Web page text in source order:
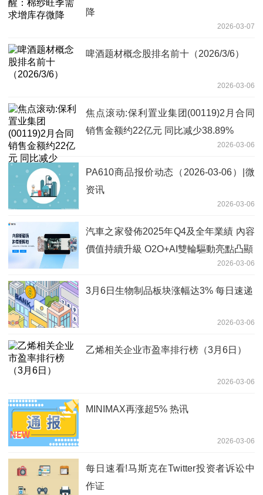
降
2026-03-07
啤酒题材概念股排名前十（2026/3/6）
2026-03-06
焦点滚动:保利置业集团(00119)2月合同
销售金额约22亿元 同比减少38.89%
2026-03-06
PA610商品报价动态（2026-03-06）|微
资讯
2026-03-06
汽車之家發佈2025年Q4及全年業績 內容
價值持續升級 O2O+AI雙輪驅動亮點凸顯
2026-03-06
3月6日生物制品板块涨幅达3% 每日速递
2026-03-06
乙烯相关企业市盈率排行榜（3月6日）
2026-03-06
MINIMAX再涨超5% 热讯
2026-03-06
每日速看!马斯克在Twitter投资者诉讼中
作证